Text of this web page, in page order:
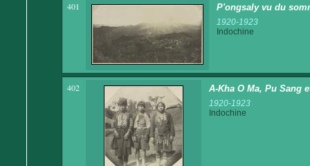
401 P'ongsaly vu du
1920-1923
Indochine
402 A-Kha O Ma, Pu Sang
1920-1923
Indochine